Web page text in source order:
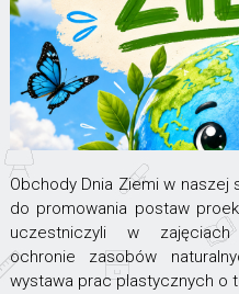
Obchody Dnia Ziemi w naszej
do promowania postaw
uczestniczyli w zajęciach
ochronie zasobów
wystawa prac plastycznych o